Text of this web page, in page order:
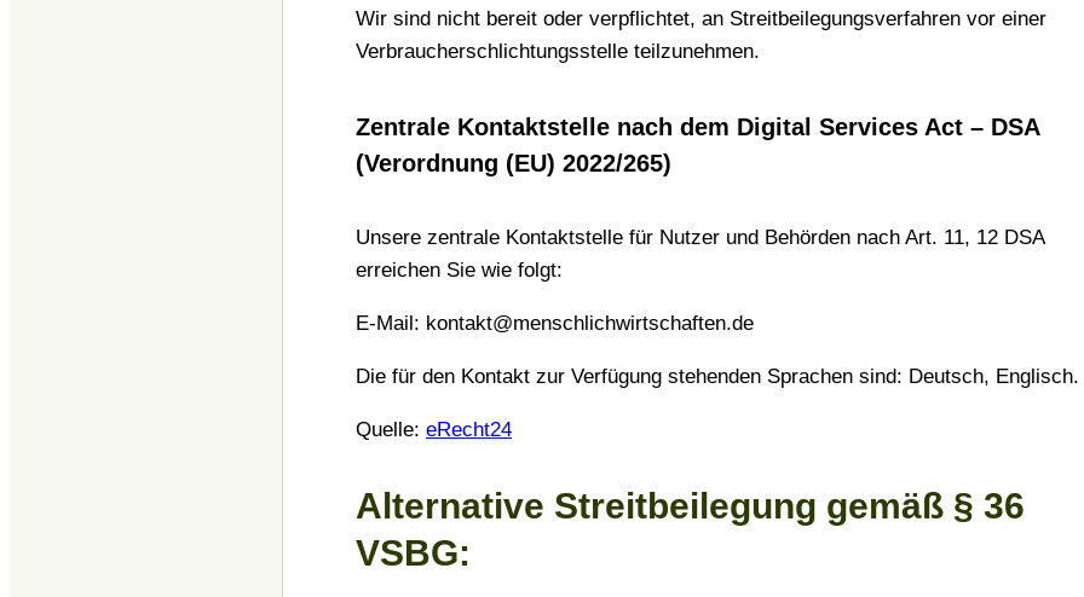
Wir sind nicht bereit oder verpflichtet, an Streitbeilegungsverfahren vor einer
Verbraucherschlichtungsstelle teilzunehmen.
Zentrale Kontaktstelle nach dem Digital Services Act – DSA
(Verordnung (EU) 2022/265)
Unsere zentrale Kontaktstelle für Nutzer und Behörden nach Art. 11, 12 DSA
erreichen Sie wie folgt:
E-Mail: kontakt@menschlichwirtschaften.de
Die für den Kontakt zur Verfügung stehenden Sprachen sind: Deutsch, Englisch.
Quelle: eRecht24
Alternative Streitbeilegung gemäß § 36
VSBG: